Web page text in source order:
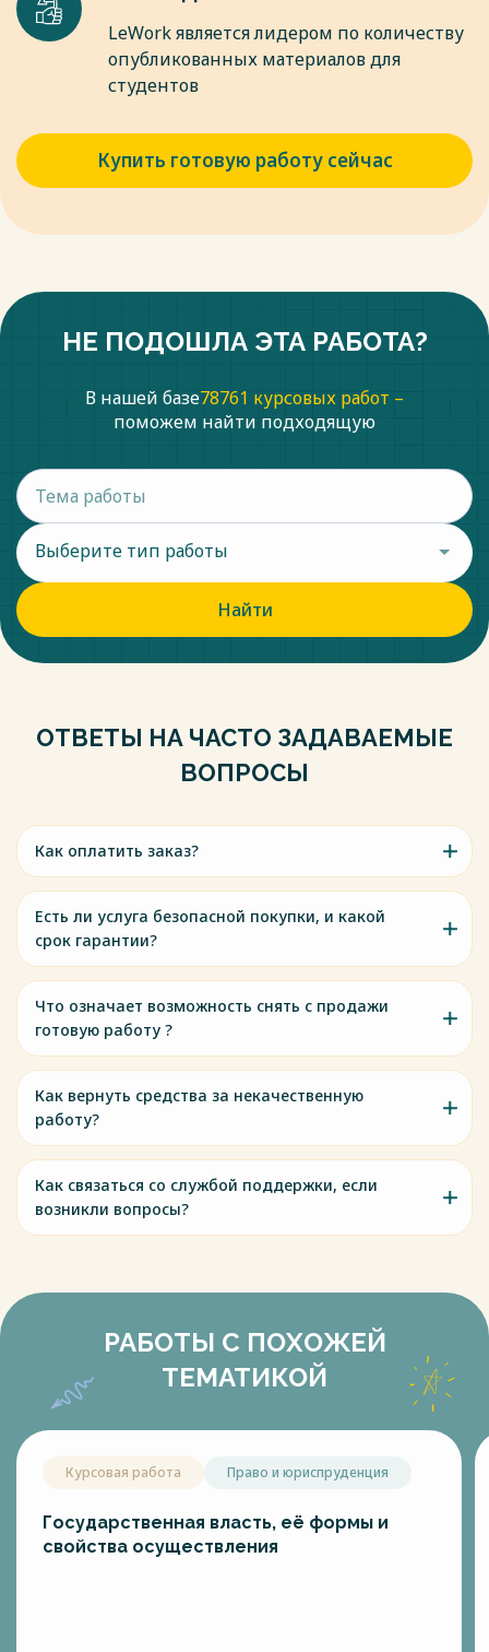
LeWork является лидером по количеству
опубликованных материалов для
студентов
Купить готовую работу сейчас
НЕ ПОДОШЛА ЭТА РАБОТА?
В нашей базе78761 курсовых работ –
поможем найти подходящую
Выберите тип работы
Найти
ОТВЕТЫ НА ЧАСТО ЗАДАВАЕМЫЕ
ВОПРОСЫ
Как оплатить заказ?
Есть ли услуга безопасной покупки, и какой
срок гарантии?
Что означает возможность снять с продажи
готовую работу ?
Как вернуть средства за некачественную
работу?
Как связаться со службой поддержки, если
возникли вопросы?
РАБОТЫ С ПОХОЖЕЙ
ТЕМАТИКОЙ
Курсовая работа Право и юриспруденция
Государственная власть, её формы и
свойства осуществления